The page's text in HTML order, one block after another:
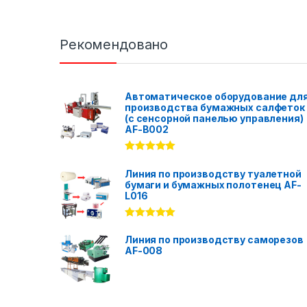
Рекомендовано
Автоматическое оборудование
производства бумажных салфеток
(с сенсорной панелью управления)
AF-B002
out of 5
Линия по производству туалетной
бумаги и бумажных полотенец AF-
L016
out of 5
Линия по производству саморезов
AF-008